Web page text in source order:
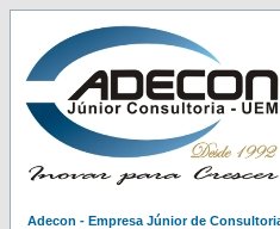
Adecon - Empresa Júnior de